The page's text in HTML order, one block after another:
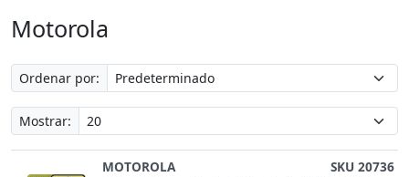
Motorola
Ordenar por:
Mostrar:
MOTOROLA SKU 20736